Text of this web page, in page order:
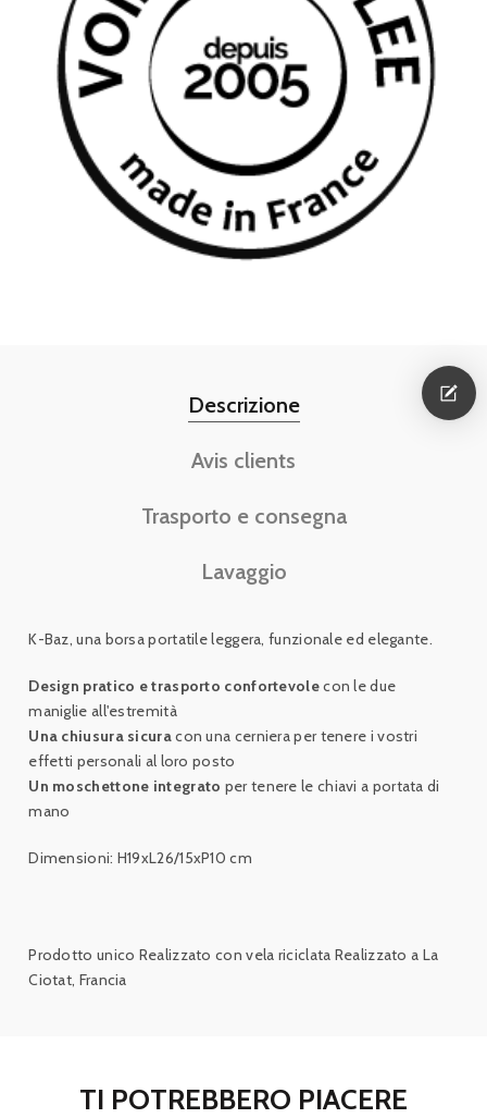
Descrizione
Avis clients
Trasporto e consegna
Lavaggio
K-Baz, una borsa portatile leggera, funzionale ed elegante.
Design pratico e trasporto confortevolecon le due
maniglie all'estremità
Una chiusura sicuracon una cerniera per tenere i vostri
effetti personali al loro posto
Un moschettone integrato per tenere le chiavi a portata di
mano
Dimensioni: H19xL26/15xP10 cm
Prodotto unico Realizzato con vela riciclata Realizzato a La
Ciotat, Francia
TI POTREBBERO PIACERE